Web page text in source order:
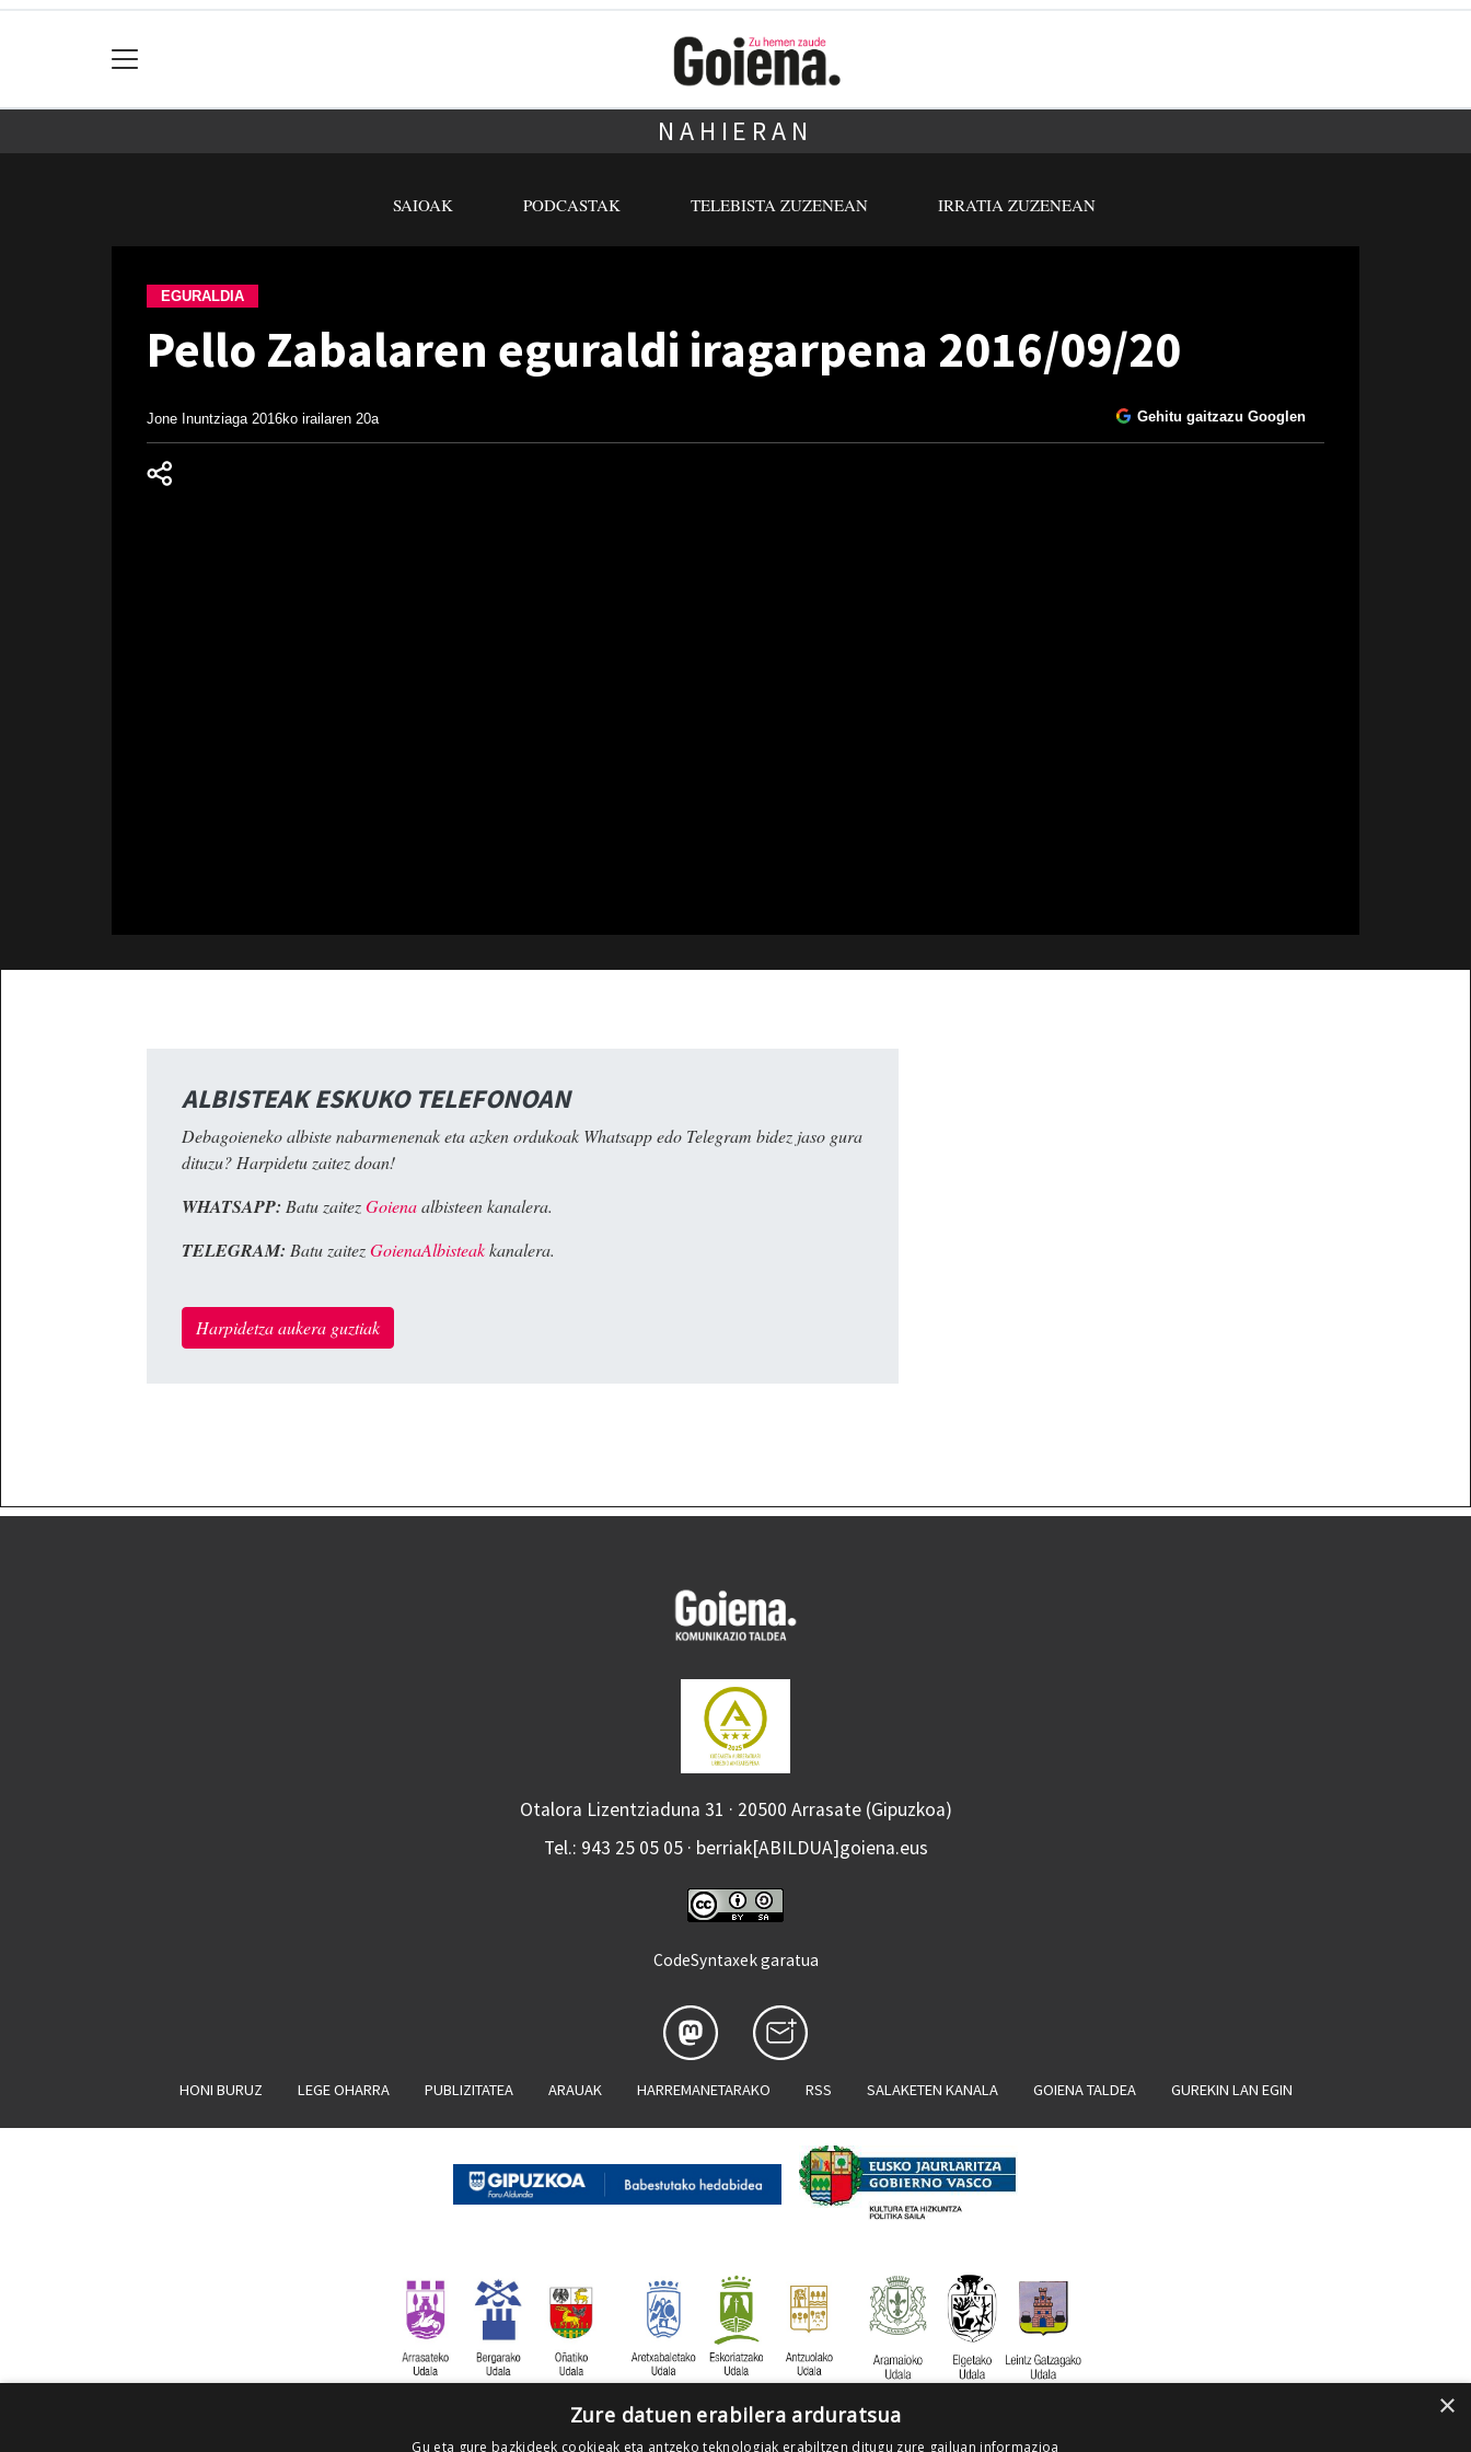
NAHIERAN
SAIOAK PODCASTAK TELEBISTA ZUZENEAN IRRATIA ZUZENEAN
EGURALDIA
Pello Zabalaren eguraldi iragarpena 2016/09/20
Jone Inuntziaga 2016ko irailaren 20a Gehitu gaitzazu Googlen
ALBISTEAK ESKUKO TELEFONOAN
Debagoieneko albiste nabarmenenak eta azken ordukoak Whatsapp edo Telegram bidez jaso gura
dituzu? Harpidetu zaitez doan!
WHATSAPP: Batu zaitezGoienaalbisteen kanalera.
TELEGRAM: Batu zaitezGoienaAlbisteakkanalera.
Harpidetza aukera guztiak
Otalora Lizentziaduna 31 · 20500 Arrasate (Gipuzkoa)
Tel.: 943 25 05 05 · berriak[ABILDUA]goiena.eus
CodeSyntaxek garatua
HONI BURUZ LEGE OHARRA PUBLIZITATEA ARAUAK HARREMANETARAKO RSS SALAKETEN KANALA GOIENA TALDEA GUREKIN LAN EGIN
×
Zure datuen erabilera arduratsua
Gu eta gure bazkideek cookieak eta antzeko teknologiak erabiltzen ditugu zure gailuan informazioa